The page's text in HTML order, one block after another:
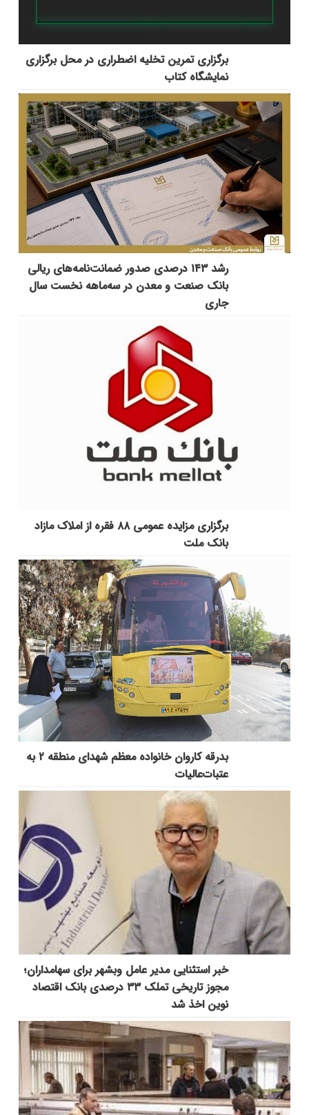
برگزاری تمرین تخلیه اضطراری در محل برگزاری
نمایشگاه کتاب
رشد ۱۴۳ درصدی صدور ضمانت‌نامه‌های ریالی
بانک صنعت و معدن در سه‌ماهه نخست سال
جاری
برگزاری مزایده عمومی ۸۸ فقره از املاک مازاد
بانک ملت
بدرقه کاروان خانواده معظم شهدای منطقه ۲ به
عتبات‌عالیات
خبر استثنایی مدیر عامل وبشهر برای سهامداران؛
مجوز تاریخی تملک ۳۳ درصدی بانک اقتصاد
نوین اخذ شد